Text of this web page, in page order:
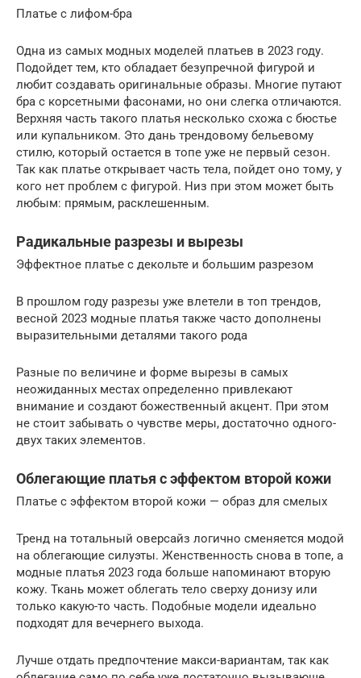
Платье с лифом-бра
Одна из самых модных моделей платьев в 2023 году.
Подойдет тем, кто обладает безупречной фигурой и
любит создавать оригинальные образы. Многие путают
бра с корсетными фасонами, но они слегка отличаются.
Верхняя часть такого платья несколько схожа с бюстье
или купальником. Это дань трендовому бельевому
стилю, который остается в топе уже не первый сезон.
Так как платье открывает часть тела, пойдет оно тому, у
кого нет проблем с фигурой. Низ при этом может быть
любым: прямым, расклешенным.
Радикальные разрезы и вырезы
Эффектное платье с декольте и большим разрезом
В прошлом году разрезы уже влетели в топ трендов,
весной 2023 модные платья также часто дополнены
выразительными деталями такого рода
Разные по величине и форме вырезы в самых
неожиданных местах определенно привлекают
внимание и создают божественный акцент. При этом
не стоит забывать о чувстве меры, достаточно одного-
двух таких элементов.
Облегающие платья с эффектом второй кожи
Платье с эффектом второй кожи — образ для смелых
Тренд на тотальный оверсайз логично сменяется модой
на облегающие силуэты. Женственность снова в топе, а
модные платья 2023 года больше напоминают вторую
кожу. Ткань может облегать тело сверху донизу или
только какую-то часть. Подобные модели идеально
подходят для вечернего выхода.
Лучше отдать предпочтение макси-вариантам, так как